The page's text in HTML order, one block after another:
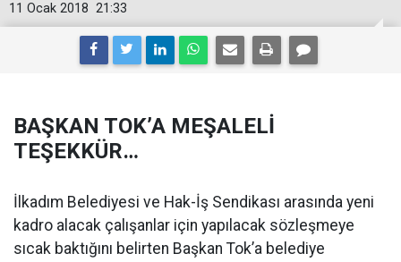
21:33
11 Ocak 2018
BAŞKAN TOK’A MEŞALELİ
TEŞEKKÜR…
İlkadım Belediyesi ve Hak-İş Sendikası arasında yeni
kadro alacak çalışanlar için yapılacak sözleşmeye
sıcak baktığını belirten Başkan Tok’a belediye